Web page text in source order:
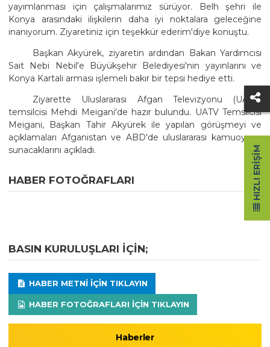
yayımlanması için çalışmalarımız sürüyor. Belh şehri ile
Konya arasındaki ilişkilerin daha iyi noktalara geleceğine
inanıyorum. Ziyaretiniz için teşekkür ederim'diye konuştu.
Başkan Akyürek, ziyaretin ardından Bakan Yardımcısı
Sait Nebi Nebil'e Büyükşehir Belediyesi'nin yayınlarını ve
Konya Kartalı arması işlemeli bakır bir tepsi hediye etti.
Ziyarette Uluslararası Afgan Televizyonu (UATV)
temsilcisi Mehdi Meigani'de hazır bulundu. UATV Temsilcisi
Meigani, Başkan Tahir Akyürek ile yapılan görüşmeyi ve
açıklamaları Afganistan ve ABD'de uluslararası kamuoyuna
sunacaklarını açıkladı.
HABER FOTOĞRAFLARI
BASIN KURULUŞLARI IÇIN;
HABER METNI IÇIN TIKLAYIN
HABER FOTOĞRAFLARI IÇIN TIKLAYIN
Haberler
HIZLI ERIŞIM